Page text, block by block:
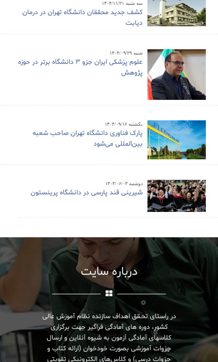
سه شنبه ۱۴۰۴/۱۱/۲۱
کشف جدید محققان دانشگاه تهران در درمان
دیابت
شنبه ۱۴۰۴/۰۹/۲۹
علوم پزشکی ایران جزو ۳ دانشگاه برتر در حوزه
پژوهش
یکشنبه ۱۴۰۴/۰۹/۱۶
پارک فناوری دانشگاه تهران صاحب شعبه
بین‌المللی می‌شود
دوشنبه ۱۴۰۴/۰۶/۰۳
شیرینی قند پارسی در دانشگاه پرینستون
درباره سایت
در راستای تحـقق اهداف سازنده نظام آموزش عالی
کشور، دوره های آمادگی فراگیر جهت برگزاری
کلاسهای آمادگی آزمون به شیوه آنلاین و ارسال
جزوات آموزشی بصورت خودخوان (ارائه کتاب و
جزوات درسی) و کلاس‌های الکترونیکی تقویتی